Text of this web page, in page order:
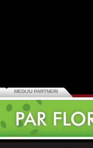
MEDIJU PARTNERI